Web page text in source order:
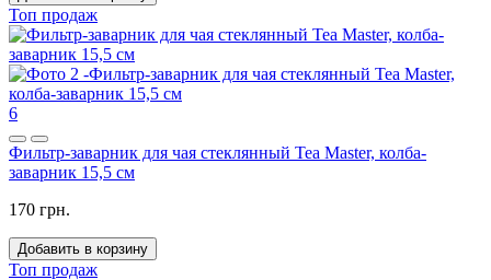
Топ продаж
6
Фильтр-заварник для чая стеклянный Tea Master, колба-
заварник 15,5 см
170 грн.
Добавить в корзину
Топ продаж